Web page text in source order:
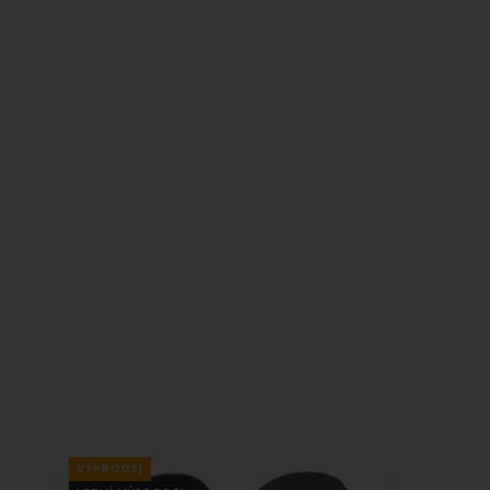
VÝPRODEJ